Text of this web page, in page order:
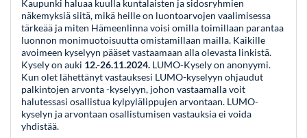
Kaupunki haluaa kuulla kuntalaisten ja sidosryhmien
näkemyksiä siitä, mikä heille on luontoarvojen vaalimisessa
tärkeää ja miten Hämeenlinna voisi omilla toimillaan parantaa
luonnon monimuotoisuutta omistamillaan mailla. Kaikille
avoimeen kyselyyn pääset vastaamaan alla olevasta linkistä.
Kysely on auki 12.-26.11.2024. LUMO-Kysely on anonyymi.
Kun olet lähettänyt vastauksesi LUMO-kyselyyn ohjaudut
palkintojen arvonta -kyselyyn, johon vastaamalla voit
halutessasi osallistua kylpylälippujen arvontaan. LUMO-
kyselyn ja arvontaan osallistumisen vastauksia ei voida
yhdistää.